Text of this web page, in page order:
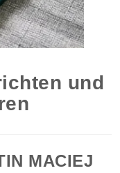
und
MACIEJ